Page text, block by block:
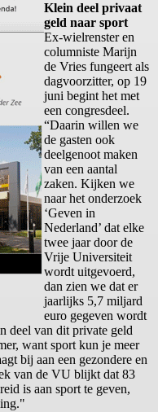
Klein deel privaat
geld naar sport
Ex-wielrenster en
columniste Marijn
de Vries fungeert als
dagvoorzitter, op 19
juni begint het met
een congresdeel.
“Daarin willen we
de gasten ook
deelgenoot maken
van een aantal
zaken. Kijken we
naar het onderzoek
‘Geven in
Nederland’ dat elke
twee jaar door de
Vrije Universiteit
wordt uitgevoerd,
dan zien we dat er
jaarlijks 5,7 miljard
euro gegeven wordt
deel van dit private geld
want sport kun je meer
bij aan een gezondere en
van de VU blijkt dat 83
is aan sport te geven,